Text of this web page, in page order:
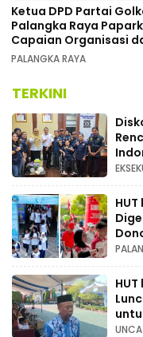
Ketua DPD Partai
Palangka Raya
Capaian Organisasi
Kemenangan Pemilu
PALANGKA RAYA
TERKINI